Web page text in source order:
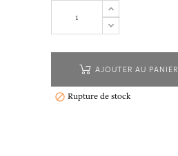
AJOUTER AU PANIER
 Rupture de stock